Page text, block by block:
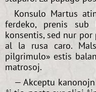
Konsulo Martus
ferdeko, prenis
konsentis, sed nur
al la rusa caro.
pilgrimulo» estis
matrosoj.
— Akceptu